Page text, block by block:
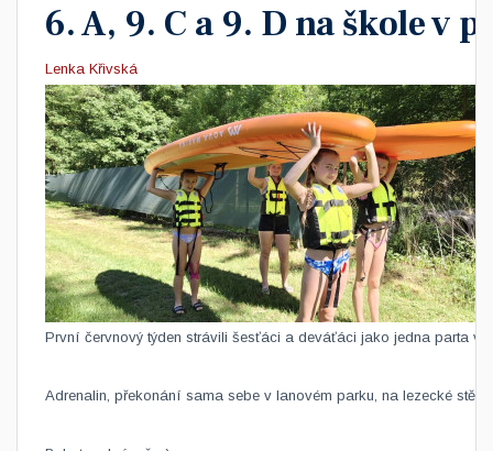
6. A, 9. C a 9. D na škole v
Lenka Křivská
​První červnový týden strávili šesťáci a deváťáci jako jedna parta
Adrenalin, překonání sama sebe v lanovém parku, na lezecké